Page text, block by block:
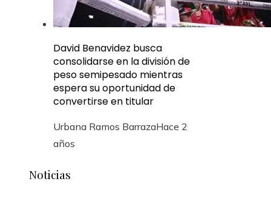
David Benavidez busca
consolidarse en la división de
peso semipesado mientras
espera su oportunidad de
convertirse en titular
Urbana Ramos BarrazaHace 2
años
Noticias